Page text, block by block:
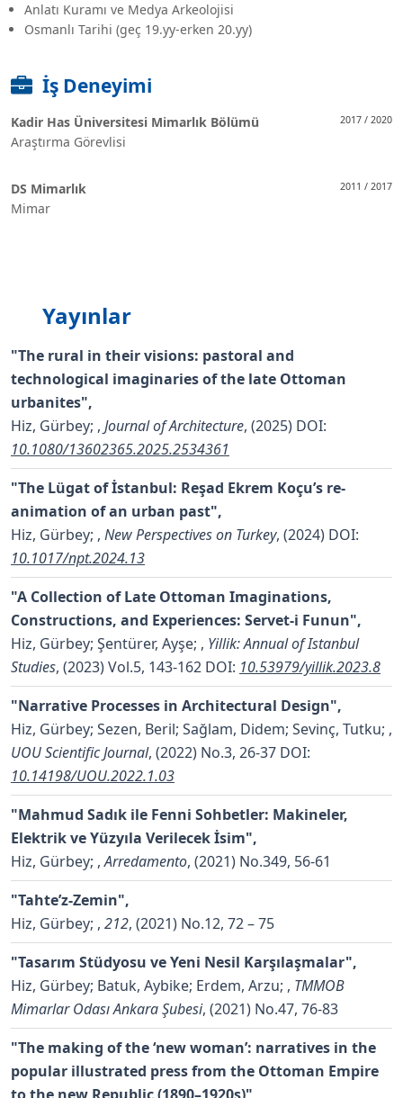
Anlatı Kuramı ve Medya Arkeolojisi
Osmanlı Tarihi (geç 19.yy-erken 20.yy)
İş Deneyimi
2017 / 2020
Kadir Has Üniversitesi Mimarlık Bölümü
Araştırma Görevlisi
2011 / 2017
DS Mimarlık
Mimar
Yayınlar
"The rural in their visions: pastoral and
technological imaginaries of the late Ottoman
urbanites",
Hiz, Gürbey; , Journal of Architecture, (2025) DOI:
10.1080/13602365.2025.2534361
"The Lügat of İstanbul: Reşad Ekrem Koçu’s re-
animation of an urban past",
Hiz, Gürbey; , New Perspectives on Turkey, (2024) DOI:
10.1017/npt.2024.13
"A Collection of Late Ottoman Imaginations,
Constructions, and Experiences: Servet-i Funun",
Hiz, Gürbey; Şentürer, Ayşe; , Yillik: Annual of Istanbul
Studies, (2023) Vol.5, 143-162 DOI: 10.53979/yillik.2023.8
"Narrative Processes in Architectural Design",
Hiz, Gürbey; Sezen, Beril; Sağlam, Didem; Sevinç, Tutku; ,
UOU Scientific Journal, (2022) No.3, 26-37 DOI:
10.14198/UOU.2022.1.03
"Mahmud Sadık ile Fenni Sohbetler: Makineler,
Elektrik ve Yüzyıla Verilecek İsim",
Hiz, Gürbey; ,Arredamento, (2021) No.349, 56-61
"Tahte’z-Zemin",
Hiz, Gürbey; , 212, (2021) No.12, 72 – 75
"Tasarım Stüdyosu ve Yeni Nesil Karşılaşmalar",
Hiz, Gürbey; Batuk, Aybike; Erdem, Arzu; , TMMOB
Mimarlar Odası Ankara Şubesi, (2021) No.47, 76-83
"The making of the ‘new woman’: narratives in the
popular illustrated press from the Ottoman Empire